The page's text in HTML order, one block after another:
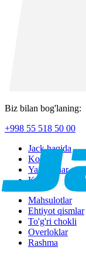
Biz bilan bog'laning:
+998 55 518 50 00
Jack haqida
Kontakt
Yangiliklar
Kafolat
Mahsulotlar
Ehtiyot qismlar
To'g'ri chokli
Overloklar
Rashma